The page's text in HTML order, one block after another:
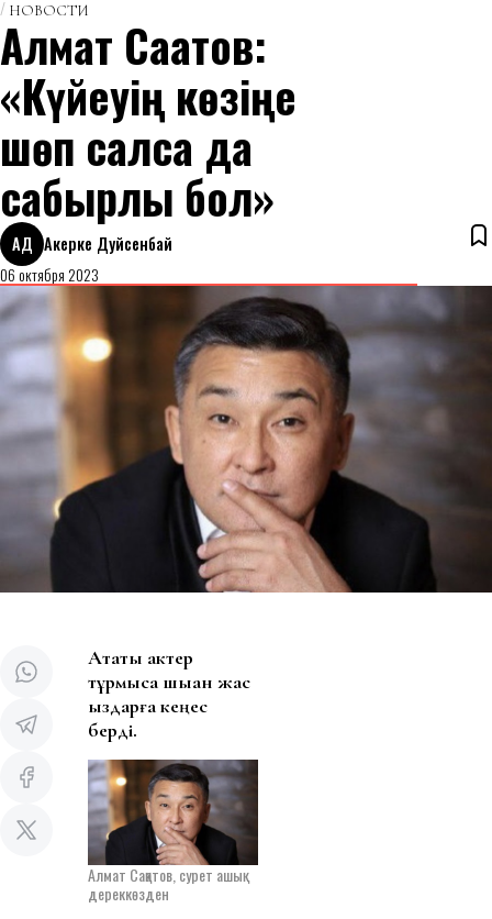
НОВОСТИ
Алмат Сақатов:
«Күйеуің көзіңе
шөп салса да
сабырлы бол»
АД Акерке Дуйсенбай
06 октября 2023
Атақты актер
тұрмысқа шыққан жас
қыздарға кеңес
берді.
Алмат Сақатов, сурет ашық
дереккөзден